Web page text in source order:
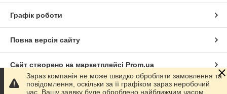
Графік роботи
Повна версія сайту
Сайт створено на маркетплейсі Prom.ua
Політика конфіденційності
Зараз компанія не може швидко обробляти замовлення та
повідомлення, оскільки за її графіком зараз неробочий
час. Вашу заявку буде оброблено найближчим часом.